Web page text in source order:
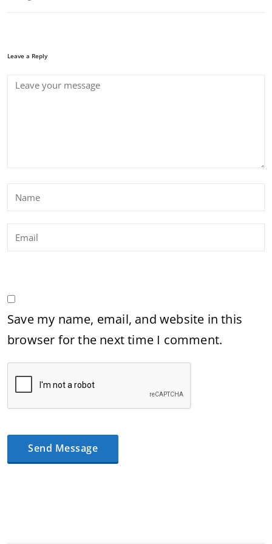
Leave a Reply
Save my name, email, and website in this
browser for the next time I comment.